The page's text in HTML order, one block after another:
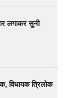
लगाकर सुनी
विधायक त्रिलोक